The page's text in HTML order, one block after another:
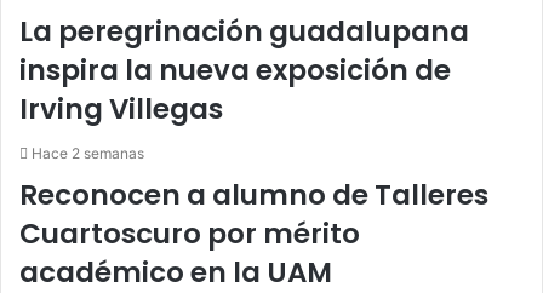
La peregrinación guadalupana
inspira la nueva exposición de
Irving Villegas
Hace 2 semanas
Reconocen a alumno de Talleres
Cuartoscuro por mérito
académico en la UAM